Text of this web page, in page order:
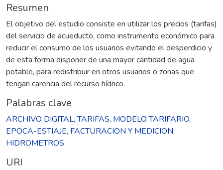
Resumen
El objetivo del estudio consiste en utilizar los precios (tarifas)
del servicio de acueducto, como instrumento económico para
reducir el consumo de los usuarios evitando el desperdicio y
de esta forma disponer de una mayor cantidad de agua
potable, para redistribuir en otros usuarios o zonas que
tengan carencia del recurso hídrico.
Palabras clave
ARCHIVO DIGITAL,TARIFAS, MODELO TARIFARIO,
EPOCA-ESTIAJE, FACTURACION Y MEDICION,
HIDROMETROS
URI